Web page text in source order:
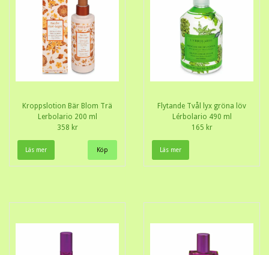
Kroppslotion Bär Blom Trä
Lerbolario 200 ml
358 kr
Läs mer
Flytande Tvål lyx gröna löv
Lérbolario 490 ml
165 kr
Läs mer